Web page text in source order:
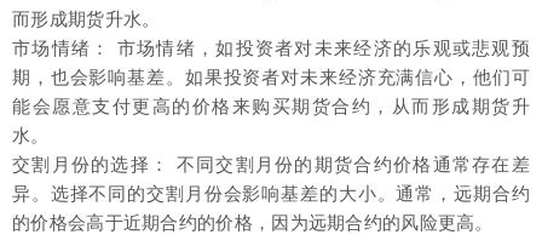
而形成期货升水。
市场情绪： 市场情绪，如投资者对未来经济的乐观或悲观预
期，也会影响基差。如果投资者对未来经济充满信心，他们可
能会愿意支付更高的价格来购买期货合约，从而形成期货升
水。
交割月份的选择： 不同交割月份的期货合约价格通常存在差
异。选择不同的交割月份会影响基差的大小。通常，远期合约
的价格会高于近期合约的价格，因为远期合约的风险更高。